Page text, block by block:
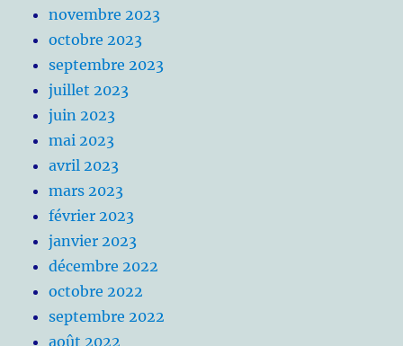
novembre 2023
octobre 2023
septembre 2023
juillet 2023
juin 2023
mai 2023
avril 2023
mars 2023
février 2023
janvier 2023
décembre 2022
octobre 2022
septembre 2022
août 2022